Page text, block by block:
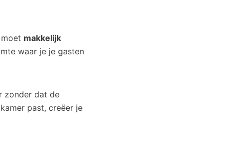
makkelijk
waar je je gasten
zonder dat de
past, creëer je